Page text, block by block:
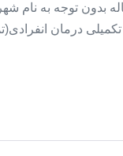
بدون توجه به نام شهر
تکمیلی درمان